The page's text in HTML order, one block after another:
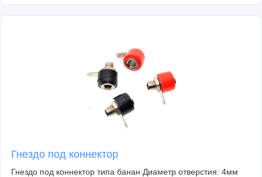
Гнездо под коннектор
Гнездо под коннектор типа банан Диаметр отверстия: 4мм